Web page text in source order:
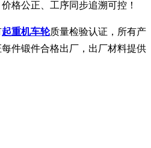
格公正、工序同步追溯可控！
起重机车轮质量检验认证，所有产
件锻件合格出厂，出厂材料提供